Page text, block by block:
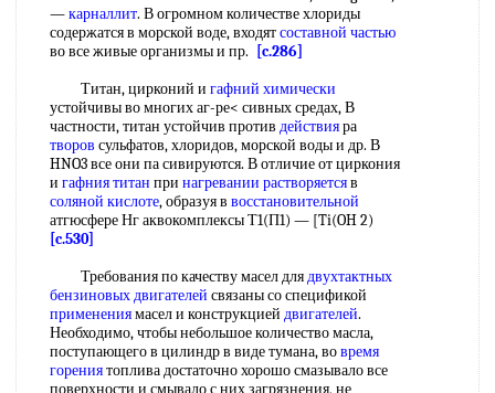
—карналлит. В огромном количестве хлориды
содержатся в морской воде, входятсоставной частью
во все живые организмы и пр.
[c.286]
Титан, цирконий и гафний химически
устойчивы во многих аг-ре< сивных средах, В
частности, титан устойчив против действияра
творов сульфатов, хлоридов, морской воды и др. В
HNO3 все они па сивируются. В отличие от циркония
и гафния титан при нагревании растворяетсяв
соляной кислоте, образуя в восстановительной
атгюсфере Нг аквокомплексы Т1(П1) — [Ti(OH 2)
[c.530]
Требования по качеству масел длядвухтактных
бензиновых двигателей связаны со спецификой
применениямасел и конструкцией двигателей.
Необходимо, чтобы небольшое количество масла,
поступающего в цилиндр в виде тумана, вовремя
горениятоплива достаточно хорошо смазывало все
поверхности и смывало с них загрязнения, не